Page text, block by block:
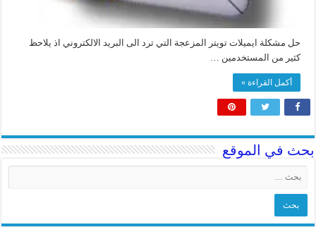
حل مشكلة ايميلات تويتر المزعجة التي ترد الى البريد الالكتروني اذ يلاحظ
كثير من المستخدمين …
أكمل القراءة »
بحث في الموقع